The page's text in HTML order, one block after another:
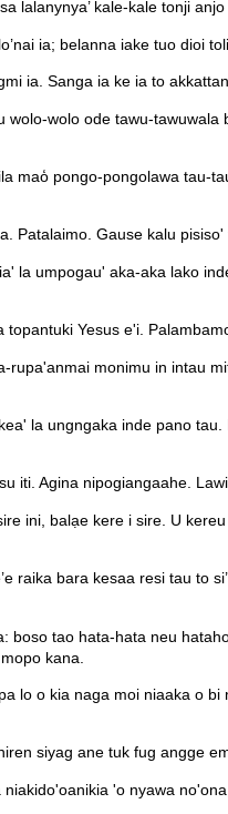
lalanynya’ kale-kale tonji
ia; belanna iake tuo dioi
ia. Sanga ia ke ia to
wolo ode tawu-
mao̒ pongo-pongolawa
Patalaimo. Gause kalu
la umpogau' aka-aka lako
Yesus e'i.
monimu in intau
la ungngaka inde pano
iti. Agina nipogiangaahe.
ini, balạe kere i sire. U
raika bara kesaa resi tau
tao hata-hata neu
kana.
lo o kia naga moi niaaka o
siyag ane tuk fug angge
'o nyawa